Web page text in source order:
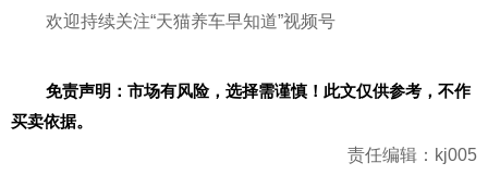
欢迎持续关注“天猫养车早知道”视频号
免责声明：市场有风险，选择需谨慎！此文仅供参考，不作
买卖依据。
责任编辑：kj005